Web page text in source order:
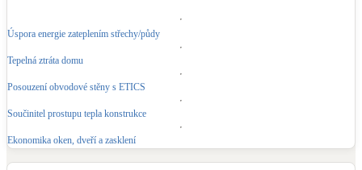
LED osvětlení
Retence deštové vody
Akumulace dešťovky
NEW
Úspora energie zateplením střechy/půdy
Tepelná ztráta domu
Posouzení obvodové stěny s ETICS
Součinitel prostupu tepla konstrukce
Ekonomika oken, dveří a zasklení